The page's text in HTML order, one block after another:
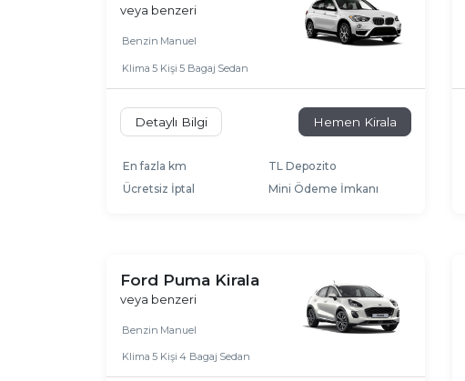
veya benzeri
Benzin Manuel
Klima 5 Kişi 5 Bagaj Sedan
Detaylı Bilgi Hemen Kirala
En fazla km
TL Depozito
Ücretsiz İptal
Mini Ödeme İmkanı
Ford Puma Kirala
veya benzeri
Benzin Manuel
Klima 5 Kişi 4 Bagaj Sedan